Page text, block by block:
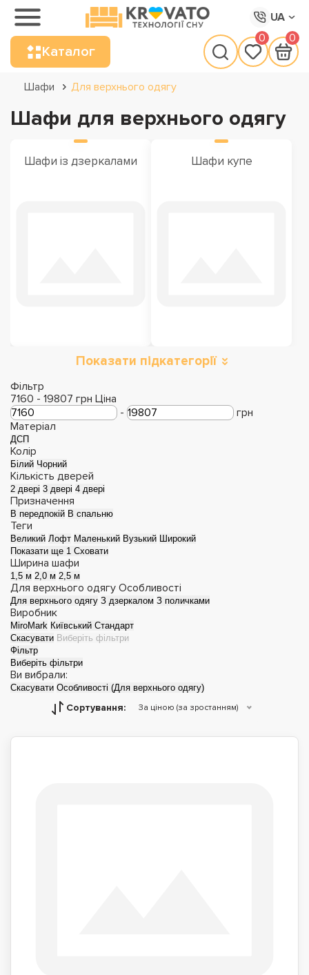
UA
Каталог
0 0
Шафи Для верхнього одягу
Шафи для верхнього одягу
Шафи із дзеркалами Шафи купе
Шафи розстібні
Показати підкатегорії
Фільтр
7160 - 19807 грн Ціна
-
грн
Матеріал
ДСП
Колір
Білий Чорний
Кількість дверей
2 двері 3 двері 4 двері
Призначення
В передпокій В спальню
Теги
Великий Лофт Маленький Вузький Широкий
Показати ще 1 Сховати
Ширина шафи
1,5 м 2,0 м 2,5 м
Для верхнього одягу Особливості
Для верхнього одягу З дзеркалом З поличками
Виробник
MiroMark Київський Стандарт
Скасувати Виберіть фільтри
Фільтр
Виберіть фільтри
Ви вибрали:
Скасувати Особливості (Для верхнього одягу)
Сортування: За ціною (за зростанням)